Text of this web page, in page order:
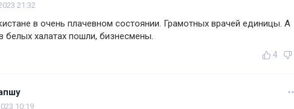
21:32
в очень плачевном состоянии. Грамотных врачей единицы. А
белых халатах пошли, бизнесмены.
4
10:19